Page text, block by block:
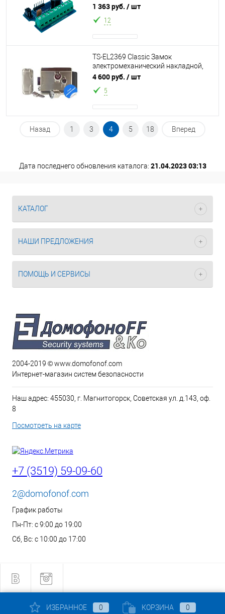
предназначен для создания
1 363 руб. / шт
12
TS-EL2369 Classic Замок
электромеханический накладной,
универсальный, с блокировкой
4 600 руб. / шт
5
Назад 1 3 4 5 18 Вперед
Дата последнего обновления каталога: 21.04.2023 03:13
КАТАЛОГ
НАШИ ПРЕДЛОЖЕНИЯ
ПОМОЩЬ И СЕРВИСЫ
2004-2019 © www.domofonof.com
Интернет-магазин систем безопасности
Наш адрес: 455030, г. Магнитогорск, Советская ул. д.143, оф.
8
Посмотреть на карте
+7 (3519) 59-09-60
2@domofonof.com
График работы
Пн-Пт: с 9:00 до 19:00
Сб, Вс: с 10:00 до 17:00
ИЗБРАННОЕ 0 КОРЗИНА 0